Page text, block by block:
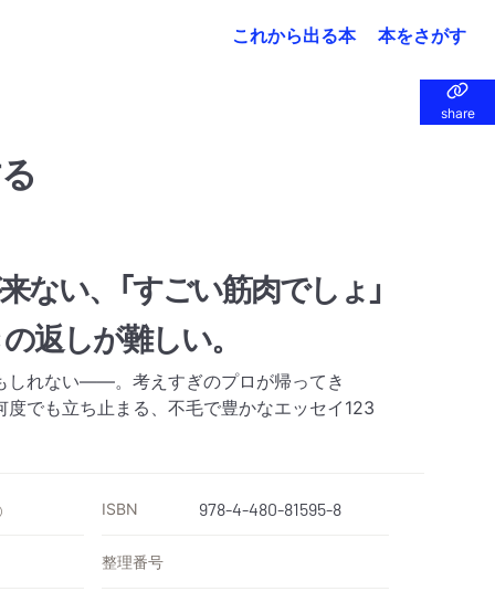
これから出る本 本をさがす
share
share
ない、「すごい筋肉でしょ」
返しが難しい。
しれない――。考えすぎのプロが帰ってき
でも立ち止まる、不毛で豊かなエッセイ123
ISBN 978-4-480-81595-8
整理番号